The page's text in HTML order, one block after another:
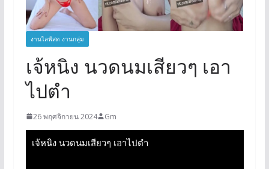
งานไลฟ์สด งานกลุ่ม
เจ้หนิง นวดนมเสียวๆ เอา
ไปตำ
26 พฤศจิกายน 2024 Gm